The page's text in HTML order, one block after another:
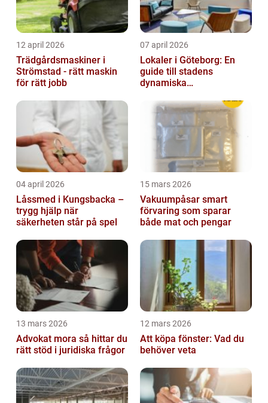
12 april 2026
Trädgårdsmaskiner i
Strömstad - rätt maskin
för rätt jobb
07 april 2026
Lokaler i Göteborg: En
guide till stadens
dynamiska
04 april 2026
Låssmed i Kungsbacka –
trygg hjälp när
säkerheten står på spel
15 mars 2026
Vakuumpåsar smart
förvaring som sparar
både mat och pengar
13 mars 2026
Advokat mora så hittar du
rätt stöd i juridiska frågor
12 mars 2026
Att köpa fönster: Vad du
behöver veta